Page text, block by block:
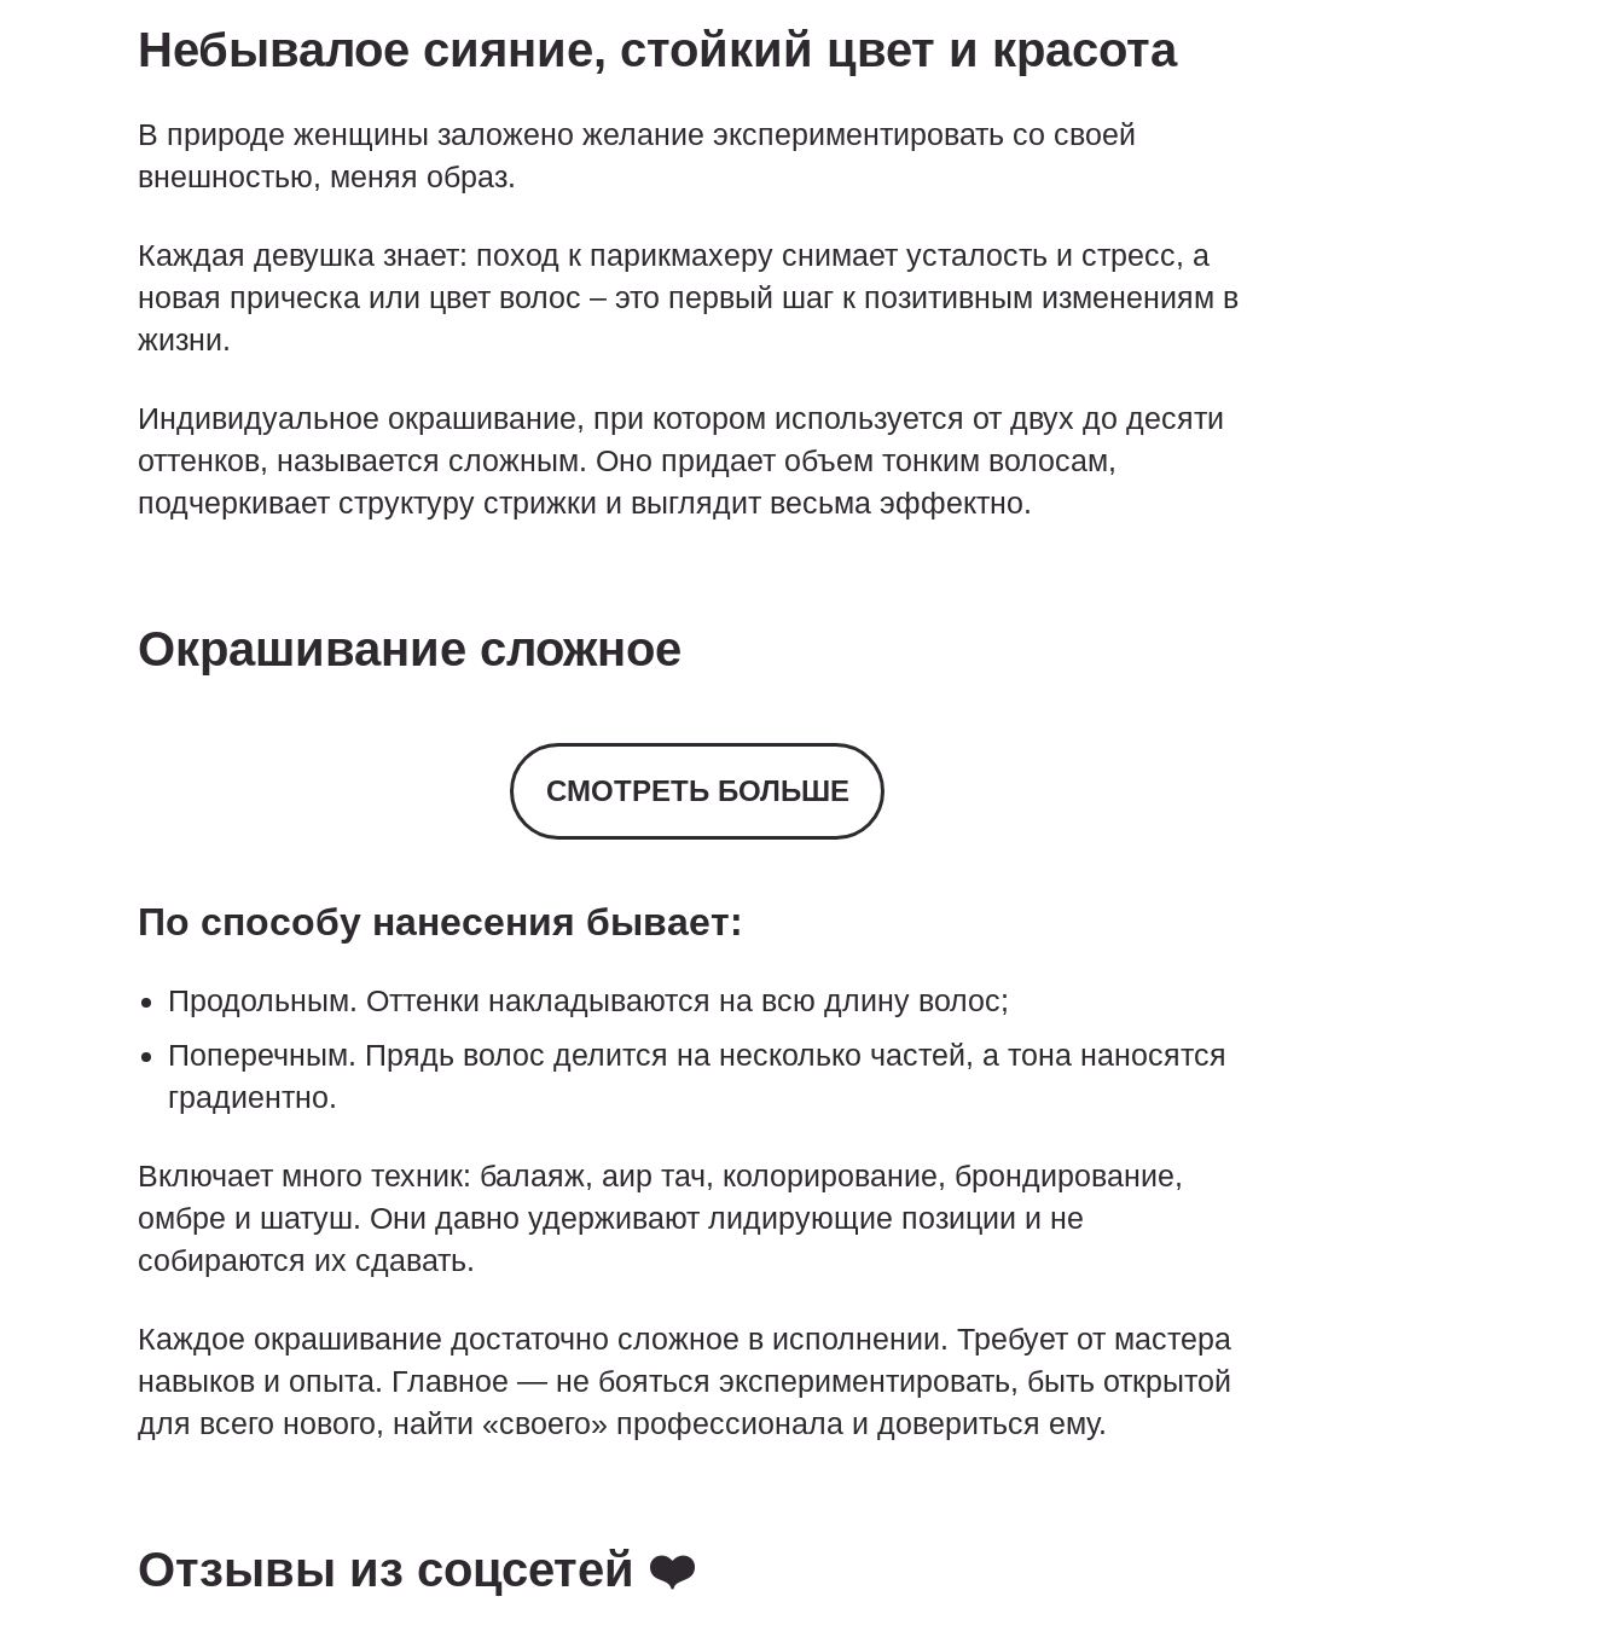
Небывалое сияние, стойкий цвет и красота
В природе женщины заложено желание экспериментировать со своей
внешностью, меняя образ.
Каждая девушка знает: поход к парикмахеру снимает усталость и стресс, а
новая прическа или цвет волос – это первый шаг к позитивным изменениям в
жизни.
Индивидуальное окрашивание, при котором используется от двух до десяти
оттенков, называется сложным. Оно придает объем тонким волосам,
подчеркивает структуру стрижки и выглядит весьма эффектно.
Окрашивание сложное
СМОТРЕТЬ БОЛЬШЕ
По способу нанесения бывает:
Продольным. Оттенки накладываются на всю длину волос;
Поперечным. Прядь волос делится на несколько частей, а тона наносятся
градиентно.
Включает много техник: балаяж, аир тач, колорирование, брондирование,
омбре и шатуш. Они давно удерживают лидирующие позиции и не
собираются их сдавать.
Каждое окрашивание достаточно сложное в исполнении. Требует от мастера
навыков и опыта. Главное — не бояться экспериментировать, быть открытой
для всего нового, найти «своего» профессионала и довериться ему.
Отзывы из соцсетей ❤️